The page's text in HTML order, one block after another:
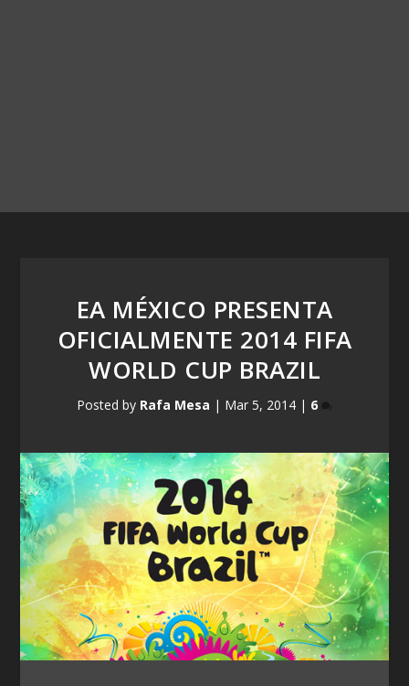
EA MÉXICO PRESENTA
OFICIALMENTE 2014 FIFA
WORLD CUP BRAZIL
Posted by Rafa Mesa | Mar 5, 2014 | 6